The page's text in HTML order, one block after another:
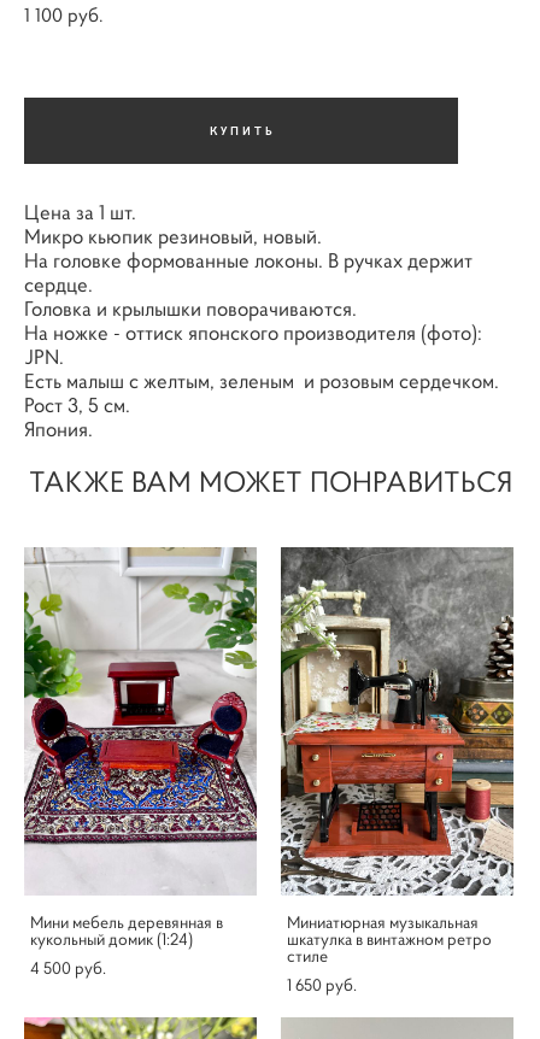
1 100 pуб.
КУПИТЬ
Цена за 1 шт.
Микро кьюпик резиновый, новый.
На головке формованные локоны. В ручках держит
сердце.
Головка и крылышки поворачиваются.
На ножке - оттиск японского производителя (фото):
JPN.
Есть малыш с желтым, зеленым и розовым сердечком.
Рост 3, 5 см.
Япония.
ТАКЖЕ ВАМ МОЖЕТ ПОНРАВИТЬСЯ
Мини мебель деревянная в
кукольный домик (1:24)
4 500 pуб.
Миниатюрная музыкальная
шкатулка в винтажном ретро
стиле
1 650 pуб.